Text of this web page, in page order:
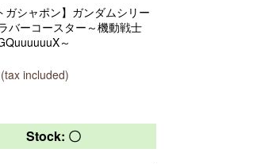
ガシャポン】ガンダムシリー
バーコースター～機動戦士
～
included)
Stock: 〇